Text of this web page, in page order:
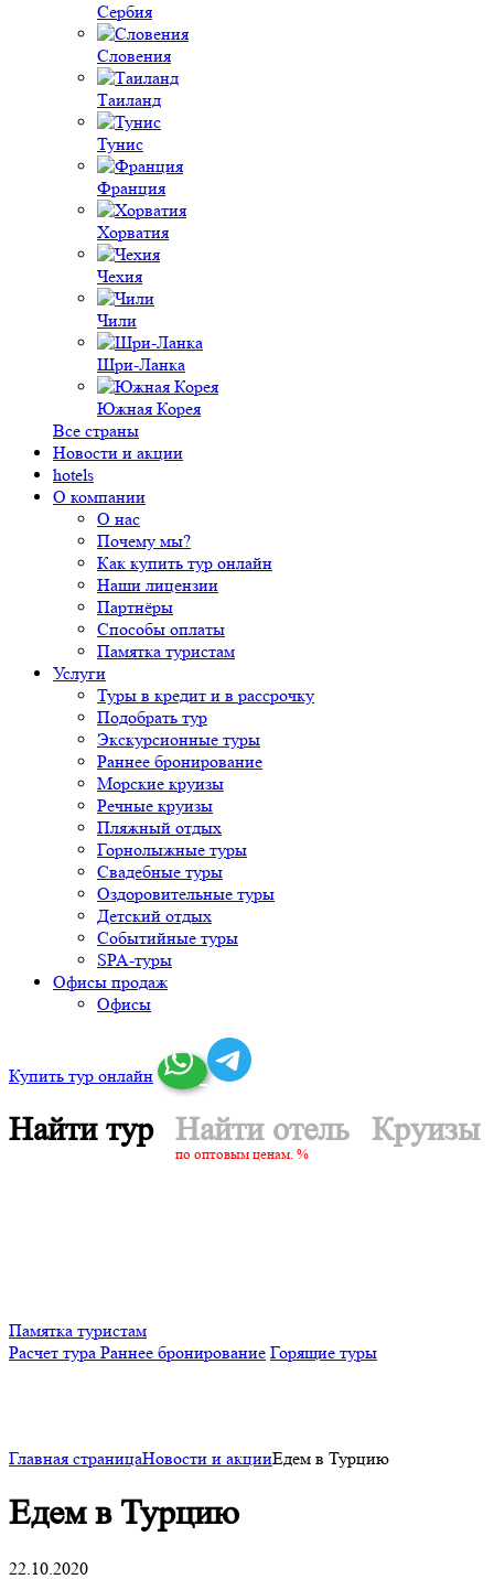
Сербия
Словения
Таиланд
Тунис
Франция
Хорватия
Чехия
Чили
Шри-Ланка
Южная Корея
Все страны
Новости и акции
hotels
О компании
О нас
Почему мы?
Как купить тур онлайн
Наши лицензии
Партнёры
Способы оплаты
Памятка туристам
Услуги
Туры в кредит и в рассрочку
Подобрать тур
Экскурсионные туры
Раннее бронирование
Морские круизы
Речные круизы
Пляжный отдых
Горнолыжные туры
Свадебные туры
Оздоровительные туры
Детский отдых
Событийные туры
SPA-туры
Офисы продаж
Офисы
Купить тур онлайн
Найти тур Найти отель
по оптовым ценам. %
Круизы
Памятка туристам
Расчет тура Раннее бронирование Горящие туры
Главная страницаНовости и акцииЕдем в Турцию
Едем в Турцию
22.10.2020